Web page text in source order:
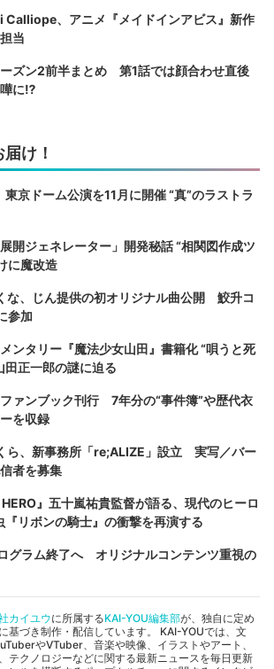
Calliope、アニメ『メイドインアビス』新作
当
ーズン2前半まとめ 第1話では顔合わせ直後
に⁉︎
け！
京ドーム公演を11月に開催 “真”のラストラ
展開ジェネレーター」開発秘話 “相関図作成ツ
に魔改造
な、じん提供の初オリジナル曲公開 鮫升コ
参加
ンタリー『魔法少女山田』書籍化 “唄うと死
田正一郎の謎に迫る
ァンブック刊行 7年分の“事件簿”や歴代衣
を収録
ら、新事務所「re;ALIZE」設立 実写／バー
者を募集
HERO』五十嵐祐貴監督が語る、現代のヒーロ
リボンの騎士』の衝撃を再演する
グラム終了へ オリジナルコンテンツ重視の
カイユウに所属するKAI-YOU編集部が、独自に定め
に基づき制作・配信しています。 KAI-YOUでは、文
やVTuber、音楽や映像、イラストやアート、
テクノロジーなどに関する最新ニュースを毎日更新